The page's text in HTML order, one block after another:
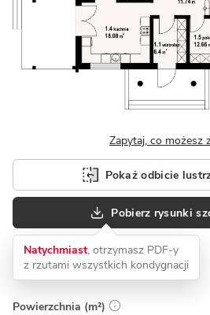
Zapytaj, co możesz
Pokaż odbicie
Pobierz rysunki
Natychmiast, otrzymasz PDF-y
z rzutami wszystkich kondygnacji
Powierzchnia (m²)